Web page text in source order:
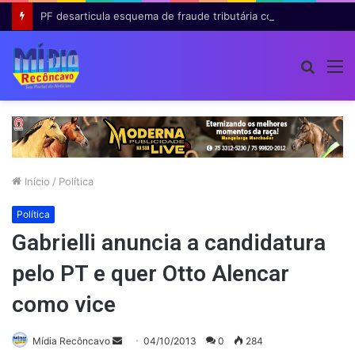
Início / Política
Política
Gabrielli anuncia a candidatura
pelo PT e quer Otto Alencar
como vice
Mídia Recôncavo
Mande04/10/2013 0 284